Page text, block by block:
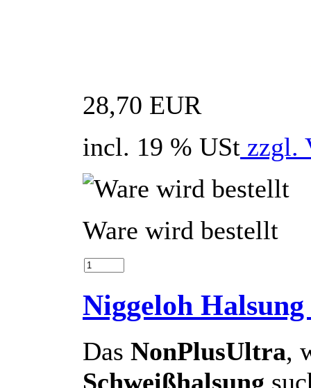
28,70 EUR
incl. 19 % USt zzgl.
Ware wird bestellt
Niggeloh
Das NonPlusUltra,
Schweißhalsung